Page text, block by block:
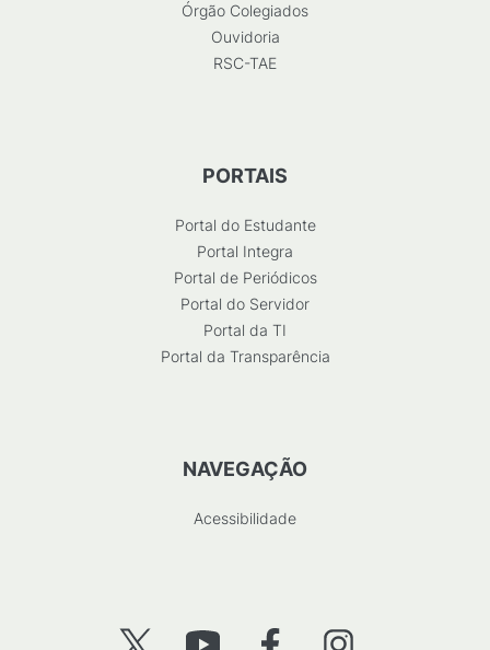
Órgão Colegiados
Ouvidoria
RSC-TAE
PORTAIS
Portal do Estudante
Portal Integra
Portal de Periódicos
Portal do Servidor
Portal da TI
Portal da Transparência
NAVEGAÇÃO
Acessibilidade